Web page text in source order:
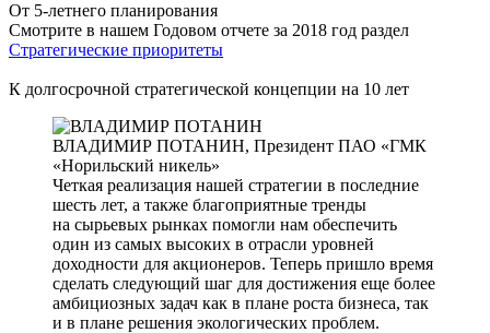
От 5-летнего планирования
Смотрите в нашем Годовом отчете за 2018 год раздел
Стратегические приоритеты
К долгосрочной стратегической концепции на 10 лет
ВЛАДИМИР ПОТАНИН, Президент ПАО «ГМК
«Норильский никель»
Четкая реализация нашей стратегии в последние
шесть лет, а также благоприятные тренды
на сырьевых рынках помогли нам обеспечить
один из самых высоких в отрасли уровней
доходности для акционеров. Теперь пришло время
сделать следующий шаг для достижения еще более
амбициозных задач как в плане роста бизнеса, так
и в плане решения экологических проблем.